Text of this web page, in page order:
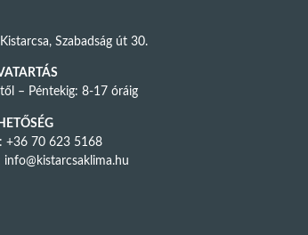
Szabadság út 30.
– Péntekig: 8-17 óráig
+36 70 623 5168
info@kistarcsaklima.hu